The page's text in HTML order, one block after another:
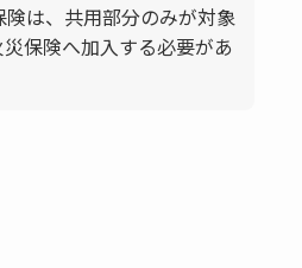
は、共用部分のみが対象
保険へ加入する必要があ